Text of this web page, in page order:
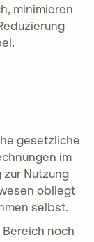
minimieren
gesetzliche
im
Nutzung
obliegt
selbst.
noch